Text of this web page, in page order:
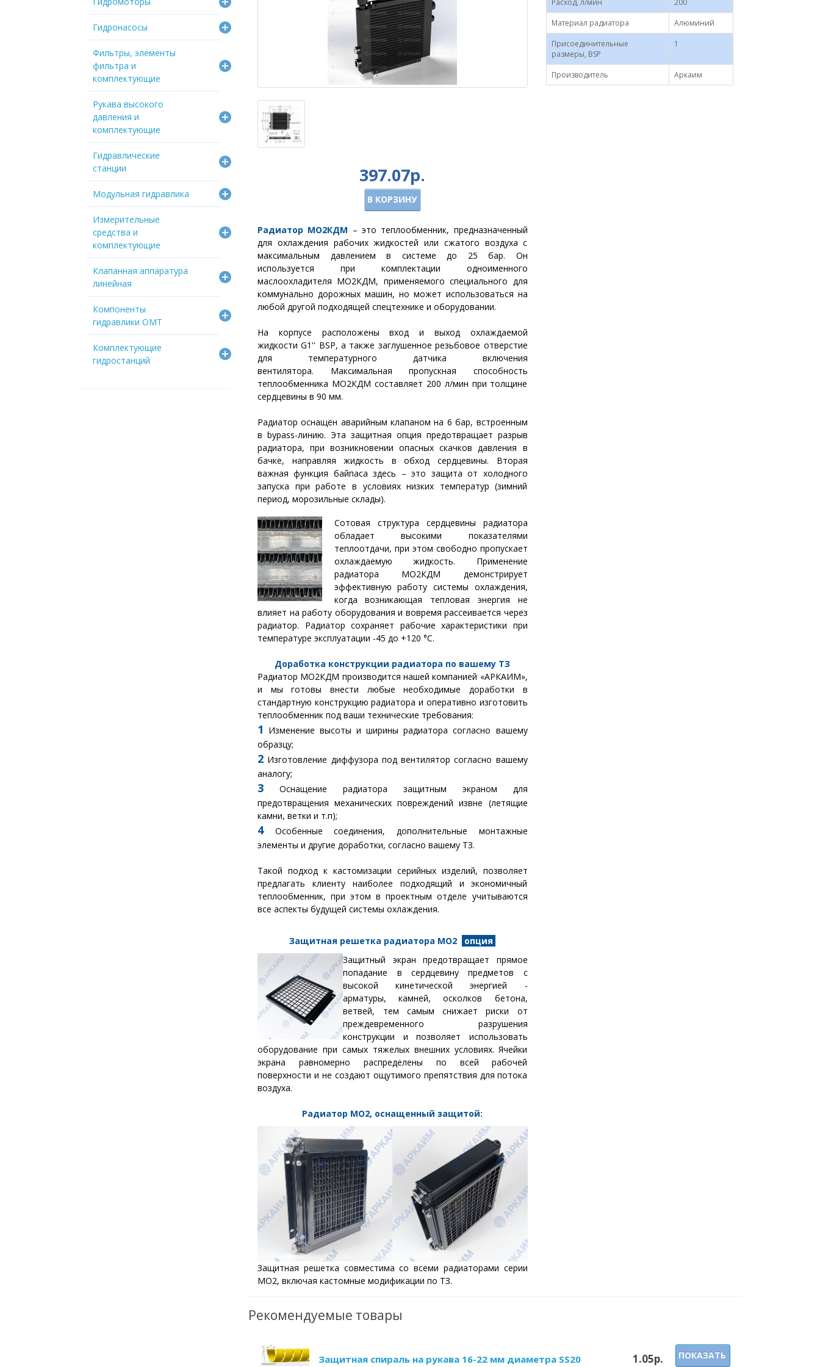
Гидронасосы
Фильтры, элементы
фильтра и
комплектующие
Рукава высокого
давления и
комплектующие
Гидравлические
станции
Модульная гидравлика
Измерительные
средства и
комплектующие
Клапанная аппаратура
линейная
Компоненты
гидравлики OMT
Комплектующие
гидростанций
397.07р.
В КОРЗИНУ
Радиатор МО2КДМ – это теплообменник, предназначенный
для охлаждения рабочих жидкостей или сжатого воздуха с
максимальным давлением в системе до 25 бар. Он
используется при комплектации одноименного
маслоохладителя МО2КДМ, применяемого специального для
коммунально дорожных машин, но может использоваться на
любой другой подходящей спецтехнике и оборудовании.
На корпусе расположены вход и выход охлаждаемой
жидкости G1'' BSP, а также заглушенное резьбовое отверстие
для температурного датчика включения
вентилятора. Максимальная пропускная способность
теплообменника МО2КДМ составляет 200 л/мин при толщине
сердцевины в 90 мм.
Радиатор оснащён аварийным клапаном на 6 бар, встроенным
в bypass-линию. Эта защитная опция предотвращает разрыв
радиатора, при возникновении опасных скачков давления в
бачке, направляя жидкость в обход сердцевины. Вторая
важная функция байпаса здесь – это защита от холодного
запуска при работе в условиях низких температур (зимний
период, морозильные склады).
Сотовая структура сердцевины радиатора
обладает высокими показателями
теплоотдачи, при этом свободно пропускает
охлаждаемую жидкость. Применение
радиатора МО2КДМ демонстрирует
эффективную работу системы охлаждения,
когда возникающая тепловая энергия не
влияет на работу оборудования и вовремя рассеивается через
радиатор. Радиатор сохраняет рабочие характеристики при
температуре эксплуатации -45 до +120 °С.
Доработка конструкции радиатора по вашему ТЗ
Радиатор МО2КДМ производится нашей компанией «АРКАИМ»,
и мы готовы внести любые необходимые доработки в
стандартную конструкцию радиатора и оперативно изготовить
теплообменник под ваши технические требования:
1 Изменение высоты и ширины радиатора согласно вашему
образцу;
2 Изготовление диффузора под вентилятор согласно вашему
аналогу;
3 Оснащение радиатора защитным экраном для
предотвращения механических повреждений извне (летящие
камни, ветки и т.п);
4Особенные соединения, дополнительные монтажные
элементы и другие доработки, согласно вашему ТЗ.
Такой подход к кастомизации серийных изделий, позволяет
предлагать клиенту наиболее подходящий и экономичный
теплообменник, при этом в проектным отделе учитываются
все аспекты будущей системы охлаждения.
Защитная решетка радиатора МО2
опция
Защитный экран предотвращает прямое
попадание в сердцевину предметов с
высокой кинетической энергией -
арматуры, камней, осколков бетона,
ветвей, тем самым снижает риски от
преждевременного разрушения
конструкции и позволяет использовать
оборудование при самых тяжелых внешних условиях. Ячейки
экрана равномерно распределены по всей рабочей
поверхности и не создают ощутимого препятствия для потока
воздуха.
Радиатор МО2, оснащенный защитой:
Защитная решетка совместима со всеми радиаторами серии
МО2, включая кастомные модификации по ТЗ.
Расход, л/мин
200
Материал радиатора
Алюминий
Присоединительные
размеры, BSP
1
Производитель Аркаим
Рекомендуемые товары
Защитная спираль на рукава 16-22 мм диаметра SS20 1.05р. ПОКАЗАТЬ